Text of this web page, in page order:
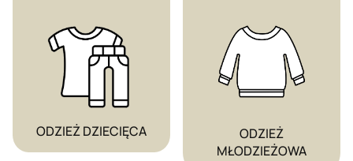
ODZIEŻ DZIECIĘCA
ODZIEŻ
MŁODZIEŻOWA